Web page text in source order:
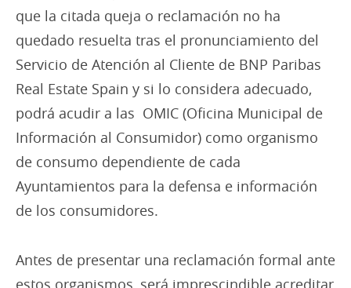
que la citada queja o reclamación no ha
quedado resuelta tras el pronunciamiento del
Servicio de Atención al Cliente de BNP Paribas
Real Estate Spain y si lo considera adecuado,
podrá acudir a las OMIC (Oficina Municipal de
Información al Consumidor) como organismo
de consumo dependiente de cada
Ayuntamientos para la defensa e información
de los consumidores.
Antes de presentar una reclamación formal ante
estos organismos, será imprescindible acreditar